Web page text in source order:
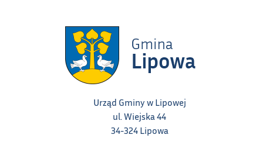
Urząd Gminy w Lipowej
ul. Wiejska 44
34-324 Lipowa